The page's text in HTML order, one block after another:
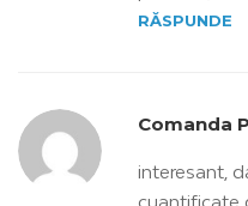
RĂSPUNDE
Comanda
interesant,
cuantificate